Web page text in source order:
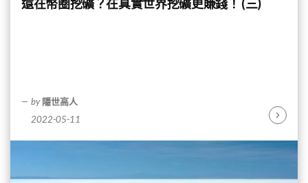
還在幣圈挖礦？在真實世界挖礦更賺錢！ (三)
by 隱世高人
2022-05-11